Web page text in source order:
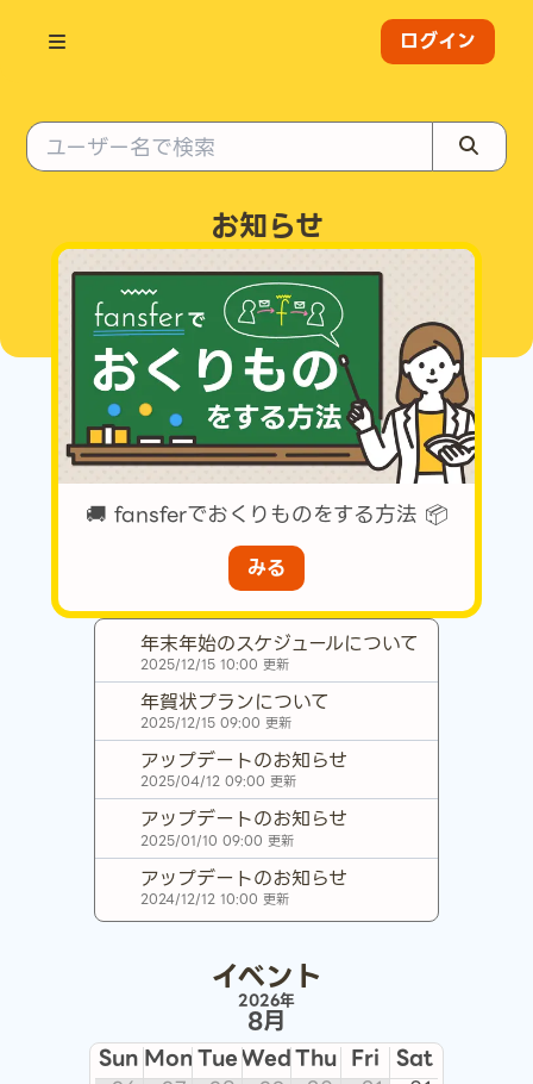
ログイン
お知らせ
🚚 fansferでおくりものをする方法 📦
みる
年末年始のスケジュールについて
2025/12/15 10:00 更新
年賀状プランについて
2025/12/15 09:00 更新
アップデートのお知らせ
2025/04/12 09:00 更新
アップデートのお知らせ
2025/01/10 09:00 更新
アップデートのお知らせ
2024/12/12 10:00 更新
イベント
2026年
8月
SunMonTueWedThu Fri Sat